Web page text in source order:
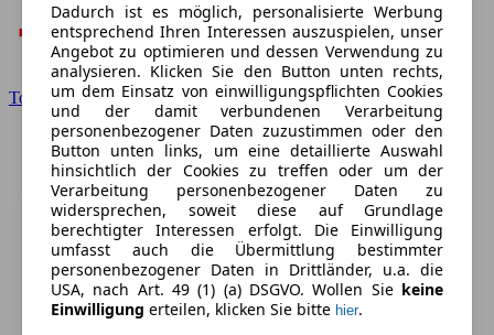
Toyota
Dadurch ist es möglich, personalisierte Werbung
entsprechend Ihren Interessen auszuspielen, unser
Angebot zu optimieren und dessen Verwendung zu
analysieren. Klicken Sie den Button unten rechts,
um dem Einsatz von einwilligungspflichten Cookies
und der damit verbundenen Verarbeitung
personenbezogener Daten zuzustimmen oder den
Button unten links, um eine detaillierte Auswahl
hinsichtlich der Cookies zu treffen oder um der
Verarbeitung personenbezogener Daten zu
widersprechen, soweit diese auf Grundlage
berechtigter Interessen erfolgt. Die Einwilligung
umfasst auch die Übermittlung bestimmter
personenbezogener Daten in Drittländer, u.a. die
USA, nach Art. 49 (1) (a) DSGVO. Wollen Sie keine
Einwilligung erteilen, klicken Sie bitte hier.